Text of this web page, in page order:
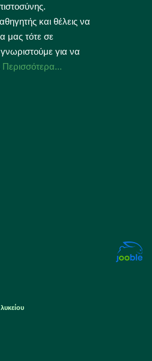
και θέλεις να
μας τότε σε
για να
Περισσότερα...
λυκείου